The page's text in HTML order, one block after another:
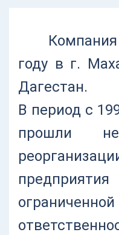
году в г.
Дагестан.
В период с
прошли
ограниченной